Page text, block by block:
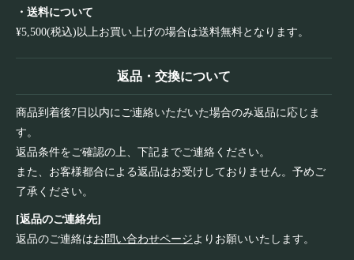
・送料について
¥5,500(税込)以上お買い上げの場合は送料無料となります。
返品・交換について
商品到着後7日以内にご連絡いただいた場合のみ返品に応じま
す。
返品条件をご確認の上、下記までご連絡ください。
また、お客様都合による返品はお受けしておりません。予めご
了承ください。
[返品のご連絡先]
返品のご連絡はお問い合わせページよりお願いいたします。